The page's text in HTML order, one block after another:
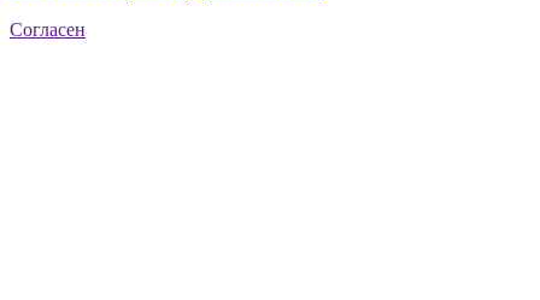
Согласен